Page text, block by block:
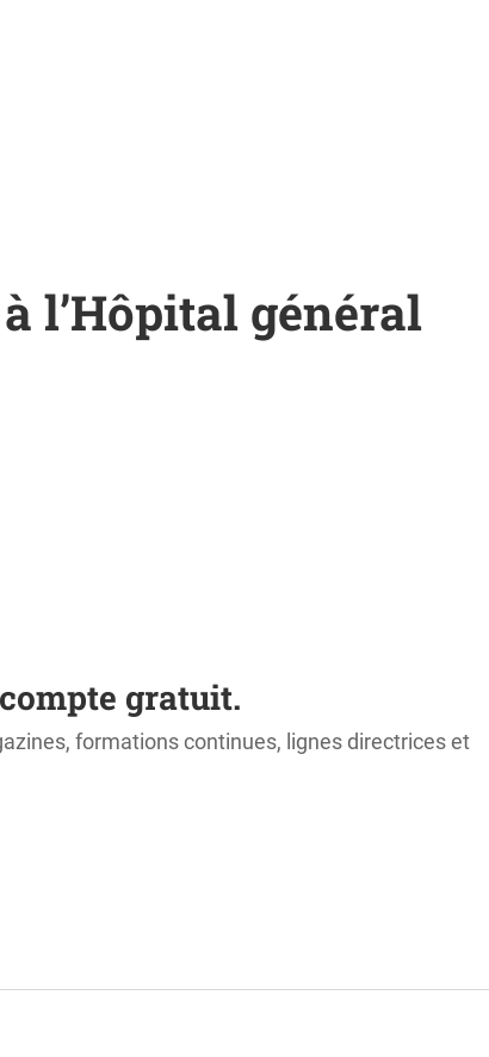
l’Hôpital général
gratuit.
formations continues, lignes directrices et